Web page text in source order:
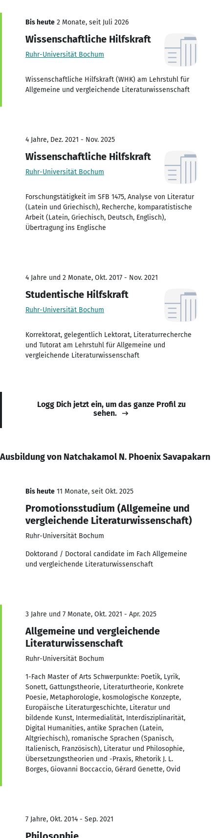
Bis heute 2 Monate, seit Juli 2026
Wissenschaftliche Hilfskraft
Ruhr-Universität Bochum
Wissenschaftliche Hilfskraft (WHK) am Lehrstuhl für
Allgemeine und vergleichende Literaturwissenschaft
4 Jahre, Dez. 2021 - Nov. 2025
Wissenschaftliche Hilfskraft
Ruhr-Universität Bochum
Forschungstätigkeit im SFB 1475, Analyse von Literatur
(Latein und Griechisch), Recherche, komparatistische
Arbeit (Latein, Griechisch, Deutsch, Englisch),
Übertragung ins Englische
4 Jahre und 2 Monate, Okt. 2017 - Nov. 2021
Studentische Hilfskraft
Ruhr-Universität Bochum
Korrektorat, gelegentlich Lektorat, Literaturrecherche
und Tutorat am Lehrstuhl für Allgemeine und
vergleichende Literaturwissenschaft
Logg Dich jetzt ein, um das ganze Profil zu
sehen.
Ausbildung von Natchakamol N. Phoenix Savapakarn
Bis heute 11 Monate, seit Okt. 2025
Promotionsstudium (Allgemeine und
vergleichende Literaturwissenschaft)
Ruhr-Universität Bochum
Doktorand / Doctoral candidate im Fach Allgemeine
und vergleichende Literaturwissenschaft
3 Jahre und 7 Monate, Okt. 2021 - Apr. 2025
Allgemeine und vergleichende
Literaturwissenschaft
Ruhr-Universität Bochum
1-Fach Master of Arts Schwerpunkte: Poetik, Lyrik,
Sonett, Gattungstheorie, Literaturtheorie, Konkrete
Poesie, Metaphorologie, kosmologische Konzepte,
Europäische Literaturgeschichte, Literatur und
bildende Kunst, Intermedialität, Interdisziplinarität,
Digital Humanities, antike Sprachen (Latein,
Altgriechisch), romanische Sprachen (Spanisch,
Italienisch, Französisch), Literatur und Philosophie,
Übersetzungstheorien und -Praxis, Rhetorik J. L.
Borges, Giovanni Boccaccio, Gérard Genette, Ovid
7 Jahre, Okt. 2014 - Sep. 2021